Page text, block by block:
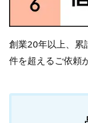
創業20年以上、累
件を超えるご依頼